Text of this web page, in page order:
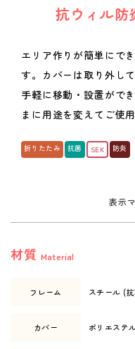
抗ウィル防
エリア作りが簡単にで
す。カバーは取り外し
手軽に移動・設置がで
まに用途を変えてご使
折りたたみ 抗菌 SEK 防炎
表示
材質 Material
フレーム スチール (
カバー ポリエステ